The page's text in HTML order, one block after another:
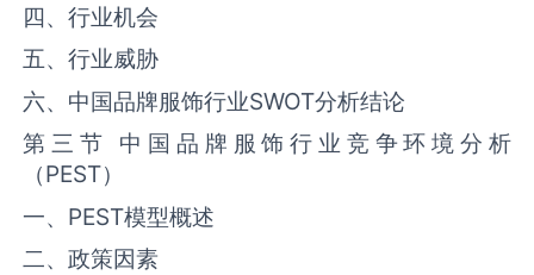
四、行业机会
五、行业威胁
六、中国品牌服饰行业SWOT分析结论
第三节 中国品牌服饰行业竞争环境分析
（PEST）
一、 PEST模型概述
二、政策因素